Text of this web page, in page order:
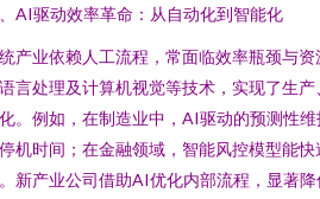
AI驱动效率革命：从自动化到智能化
产业依赖人工流程，常面临效率瓶颈与
言处理及计算机视觉等技术，实现了生
。例如，在制造业中，AI驱动的预测性
机时间；在金融领域，智能风控模型能
新产业公司借助AI优化内部流程，显著